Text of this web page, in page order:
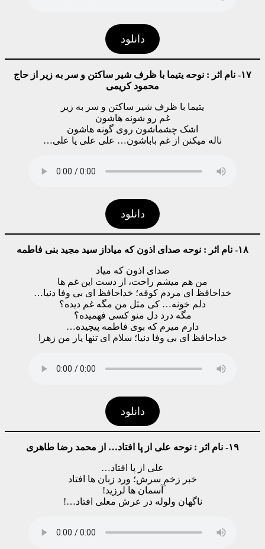
دانلود
۱۷- نام اثر : نوحه یتیما با ظرف شیر ساکتن و سر به زیر از حاج
محمود کریمی
یتیما با ظرف شیر ساکتن و سر به زیر
غم رو شونه هاشون
اشک چشماشون روی گونه هاشون
ناله میکنن از غم باباشون… علی علی یا علی…
دانلود
۱۸- نام اثر : نوحه صدای اذون که میاداز سید مجید بنی فاطمه
صدای اذون که میاد
من هم میشم راحت، از دست این غم ها
خداحافظ ای مردم کوفه؛ خداحافظ ای بی وفا دنیا…
دلم خونه… کی مثل من مگه غم دیده؟
مگه درد دل منو کسی فهمیده؟
دارم میرم که بوی فاطمه پیچیده…
خداحافظ ای بی وفا دنیا؛ سلام ای تنها یار من زهرا
دانلود
۱۹- نام اثر : نوحه علی از پا افتاد… از محمد رضا طاهری
علی از پا افتاد…
خبر زخمِ سرش؛ ورد زبان ها افتاد
آسمان ها لرزید!
ناگهان ولوله در عرش معلی افتاد…!